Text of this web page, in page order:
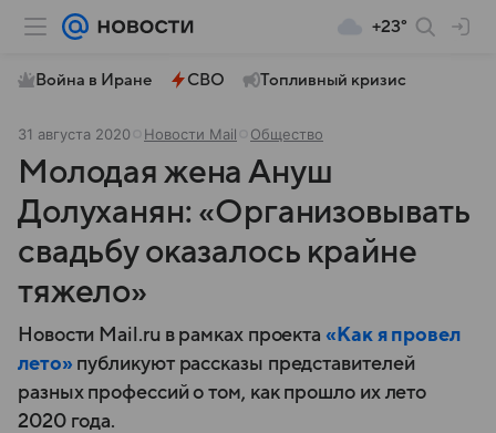
+23°
Война в Иране СВО Топливный кризис
31 августа 2020 Новости Mail Общество
Молодая жена Ануш
Долуханян: «Организовывать
свадьбу оказалось крайне
тяжело»
Новости Mail.ru в рамках проекта«Как я провел
лето» публикуют рассказы представителей
разных профессий о том, как прошло их лето
2020 года.